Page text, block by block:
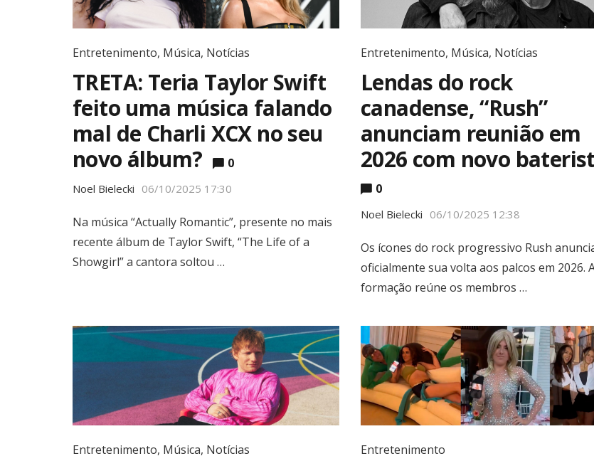
Entretenimento, Música, Notícias
TRETA: Teria Taylor Swift
feito uma música falando
mal de Charli XCX no seu
novo álbum?
0
Noel Bielecki 06/10/2025 17:30
Na música “Actually Romantic”, presente no mais
recente álbum de Taylor Swift, “The Life of a
Showgirl” a cantora soltou …
Entretenimento, Música, Notícias
Lendas do rock
canadense, “Rush”
anunciam reunião em
2026 com novo
0
Noel Bielecki 06/10/2025 12:38
Os ícones do rock progressivo Rush
oficialmente sua volta aos palcos em 2026.
formação reúne os membros …
Entretenimento, Música, Notícias Entretenimento
Most Popular Topics
Editor Picks